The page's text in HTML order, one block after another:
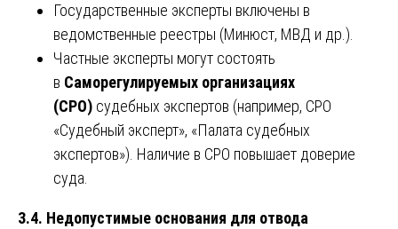
Государственные эксперты включены в
ведомственные реестры (Минюст, МВД и др.).
Частные эксперты могут состоять
в Саморегулируемых организациях
(СРО) судебных экспертов (например, СРО
«Судебный эксперт», «Палата судебных
экспертов»). Наличие в СРО повышает доверие
суда.
3.4. Недопустимые основания для отвода